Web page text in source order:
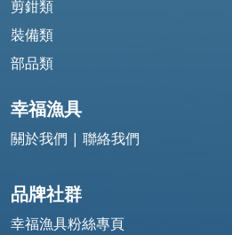
剪鉗類
裝備類
部品類
幸福漁具
關於我們 | 聯絡我們
品牌社群
幸福漁具粉絲專頁